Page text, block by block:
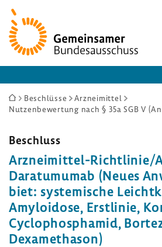
Zur
Startseite
Sie
sind
Beschlüsse
Arzneimittel
Nutzenbewertung nach § 35a SGB V
Beschluss
Arzneimittel-​Richtlinie/
Dara­tu­mumab (Neues
biet: syste­mi­sche
Amyloidose, Erst­linie,
Cyclo­phos­phamid,
Dexa­me­thason)